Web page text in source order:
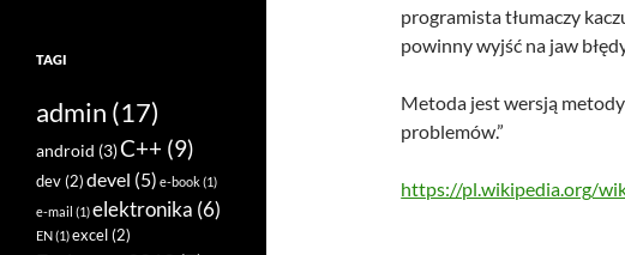
programista tłumaczy
powinny wyjść na jaw
Metoda jest wersją metody
problemów.”
https://pl.wikipedia.org/
TAGI
admin (17)
android (3)C++ (9)
dev(2)devel (5) e-book(1)
e-mail (1)elektronika (6)
EN(1)excel(2)